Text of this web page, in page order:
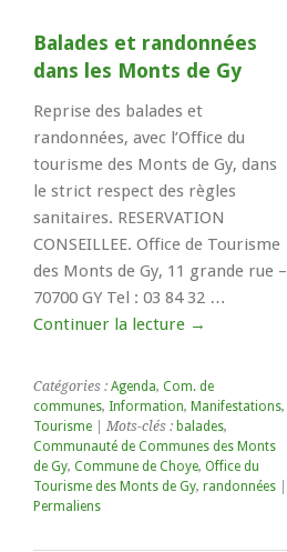
Balades et randonnées
dans les Monts de Gy
Reprise des balades et
randonnées, avec l’Office du
tourisme des Monts de Gy, dans
le strict respect des règles
sanitaires. RESERVATION
CONSEILLEE. Office de Tourisme
des Monts de Gy, 11 grande rue –
70700 GY Tel : 03 84 32 …
Continuer la lecture →
Catégories : Agenda, Com. de
communes, Information, Manifestations,
Tourisme | Mots-clés : balades,
Communauté de Communes des Monts
de Gy, Commune de Choye, Office du
Tourisme des Monts de Gy, randonnées
Permaliens